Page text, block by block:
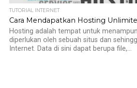
TUTORIAL INTERNET
Cara Mendapatkan Hosting
Hosting adalah tempat untuk
diperlukan oleh sebuah situs dan
Internet. Data di sini dapat berupa file,...